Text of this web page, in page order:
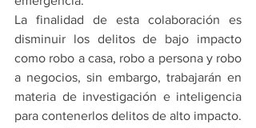
La finalidad de esta colaboración es
disminuir los delitos de bajo impacto
como robo a casa, robo a persona y robo
a negocios, sin embargo, trabajarán en
materia de investigación e inteligencia
para contenerlos delitos de alto impacto.